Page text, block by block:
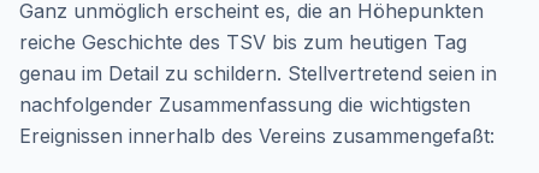
Ganz unmöglich erscheint es, die an Höhepunkten
reiche Geschichte des TSV bis zum heutigen Tag
genau im Detail zu schildern. Stellvertretend seien in
nachfolgender Zusammenfassung die wichtigsten
Ereignissen innerhalb des Vereins zusammengefaßt: